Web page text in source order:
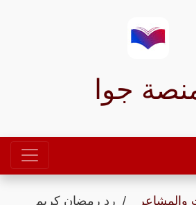
جوا
والمشاعر رد رمضان كريم